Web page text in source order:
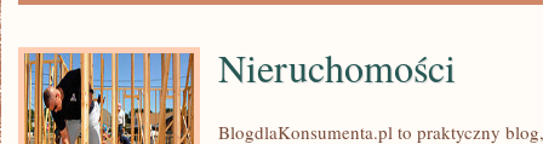
Nieruchomości
BlogdlaKonsumenta.pl to praktyczny